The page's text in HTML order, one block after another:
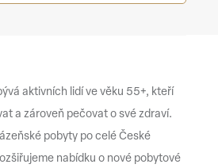
aktivních lidí ve věku 55+, kteří
a zároveň pečovat o své zdraví.
pobyty po celé České
nabídku o nové pobytové